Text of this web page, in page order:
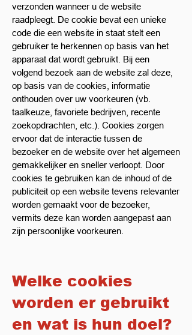
verzonden wanneer u de website
raadpleegt. De cookie bevat een unieke
code die een website in staat stelt een
gebruiker te herkennen op basis van het
apparaat dat wordt gebruikt. Bij een
volgend bezoek aan de website zal deze,
op basis van de cookies, informatie
onthouden over uw voorkeuren (vb.
taalkeuze, favoriete bedrijven, recente
zoekopdrachten, etc.). Cookies zorgen
ervoor dat de interactie tussen de
bezoeker en de website over het algemeen
gemakkelijker en sneller verloopt. Door
cookies te gebruiken kan de inhoud of de
publiciteit op een website tevens relevanter
worden gemaakt voor de bezoeker,
vermits deze kan worden aangepast aan
zijn persoonlijke voorkeuren.
Welke cookies
worden er gebruikt
en wat is hun doel?